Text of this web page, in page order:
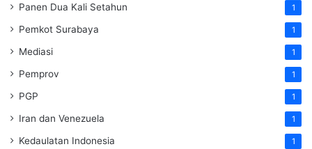
Panen Dua Kali Setahun 1
Pemkot Surabaya 1
Mediasi 1
Pemprov 1
PGP 1
Iran dan Venezuela 1
Kedaulatan Indonesia 1